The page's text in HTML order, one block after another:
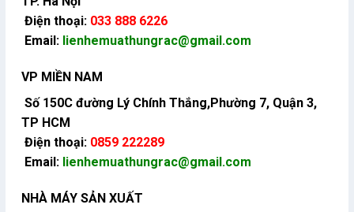
Điện thoại: 033 888 6226
Email: lienhemuathungrac@gmail.com
VP MIỀN NAM
Số 150C đường Lý Chính Thắng,Phường 7, Quận 3,
TP HCM
Điện thoại: 0859 222289
Email: lienhemuathungrac@gmail.com
NHÀ MÁY SẢN XUẤT